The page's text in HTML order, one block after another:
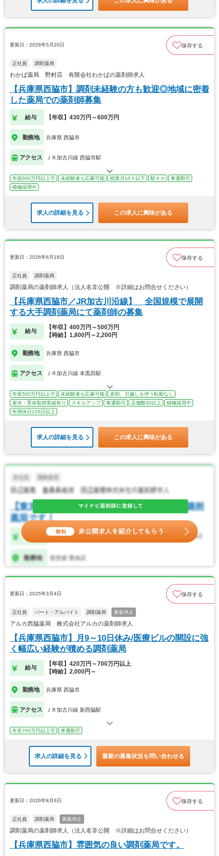
更新日：2026年5月20日 保存する
正社員 調剤薬局
わかば薬局 野村店 有限会社わかばの薬剤師求人
【兵庫県西脇市】調剤未経験の方も歓迎◎地域に密着
した薬局での薬剤師募集
給与 【年収】430万円～600万円
勤務地 兵庫県 西脇市
アクセス ＪＲ加古川線 西脇市駅
年収600万円以上可 未経験者も応募可能 残業月10ｈ以下 駅チカ
車通勤可
積極採用中
求人の詳細を見る この求人に興味がある
更新日：2026年6月18日 保存する
正社員 調剤薬局
調剤薬局の薬剤師求人（法人名非公開 ※詳細はお問合せください）
【兵庫県西脇市／JR加古川沿線】 全国規模で展開
する大手調剤薬局にて薬剤師の募集
給与
【年収】400万円～500万円
【時給】1,800円～2,200円
勤務地 兵庫県 西脇市
アクセス ＪＲ加古川線 本黒田駅
年収500万円以上可 未経験者も応募可能
原則、引越しを伴う転勤なし
産休・育休取得実績有り
スキルアップ 車通勤可 店舗数30以上
積極採用中
年間休日120日以上
求人の詳細を見る この求人に興味がある
更新日：2025年3月4日 保存する
正社員 パート・アルバイト 調剤薬局 募集停止
アルカ西脇薬局 株式会社アルカの薬剤師求人
【兵庫県西脇市】月9～10日休み/医療ビルの開設に強
く幅広い経験が積める調剤薬局
給与
【年収】420万円～700万円以上
【時給】2,000円～
勤務地 兵庫県 西脇市
アクセス ＪＲ加古川線 新西脇駅
年収700万円以上可 車通勤可
求人の詳細を見る 最新の募集状況を問い合わせる
更新日：2026年8月6日 保存する
正社員 調剤薬局 募集停止
調剤薬局の薬剤師求人（法人名非公開 ※詳細はお問合せください）
【兵庫県西脇市】雰囲気の良い調剤薬局です。